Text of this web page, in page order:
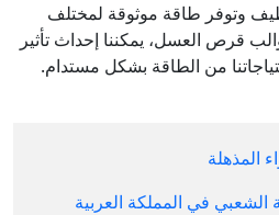
وتوفر طاقة موثوقة لمختلف
قرص العسل، يمكننا إحداث تأثير
من الطاقة بشكل مستدام.
المذهلة
في المملكة العربية